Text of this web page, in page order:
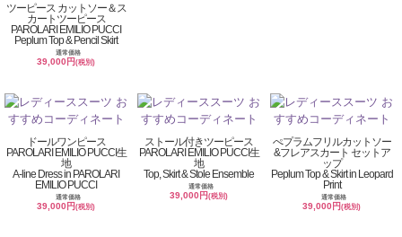
ツーピース カットソー＆ス
カートツーピース
PAROLARI EMILIO PUCCI
Peplum Top & Pencil Skirt
通常価格
39,000円(税別)
ドールワンピース
PAROLARI EMILIO PUCCI生
地
A-line Dress in PAROLARI
EMILIO PUCCI
通常価格
39,000円(税別)
ストール付きツーピース
PAROLARI EMILIO PUCCI生
地
Top, Skirt & Stole Ensemble
通常価格
39,000円(税別)
ぺプラムフリルカットソー
&フレアスカート セットア
ップ
Peplum Top & Skirt in Leopard
Print
通常価格
39,000円(税別)